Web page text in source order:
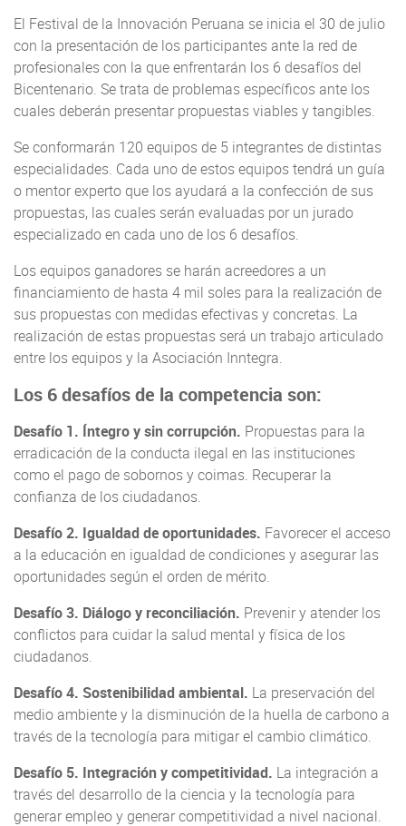
El Festival de la Innovación Peruana se inicia el 30 de julio
con la presentación de los participantes ante la red de
profesionales con la que enfrentarán los 6 desafíos del
Bicentenario. Se trata de problemas específicos ante los
cuales deberán presentar propuestas viables y tangibles.
Se conformarán 120 equipos de 5 integrantes de distintas
especialidades. Cada uno de estos equipos tendrá un guía
o mentor experto que los ayudará a la confección de sus
propuestas, las cuales serán evaluadas por un jurado
especializado en cada uno de los 6 desafíos.
Los equipos ganadores se harán acreedores a un
financiamiento de hasta 4 mil soles para la realización de
sus propuestas con medidas efectivas y concretas. La
realización de estas propuestas será un trabajo articulado
entre los equipos y la Asociación Inntegra.
Los 6 desafíos de la competencia son:
Desafío 1. Íntegro y sin corrupción. Propuestas para la
erradicación de la conducta ilegal en las instituciones
como el pago de sobornos y coimas. Recuperar la
confianza de los ciudadanos.
Desafío 2. Igualdad de oportunidades. Favorecer el acceso
a la educación en igualdad de condiciones y asegurar las
oportunidades según el orden de mérito.
Desafío 3. Diálogo y reconciliación. Prevenir y atender los
conflictos para cuidar la salud mental y física de los
ciudadanos.
Desafío 4. Sostenibilidad ambiental. La preservación del
medio ambiente y la disminución de la huella de carbono a
través de la tecnología para mitigar el cambio climático.
Desafío 5. Integración y competitividad. La integración a
través del desarrollo de la ciencia y la tecnología para
generar empleo y generar competitividad a nivel nacional.